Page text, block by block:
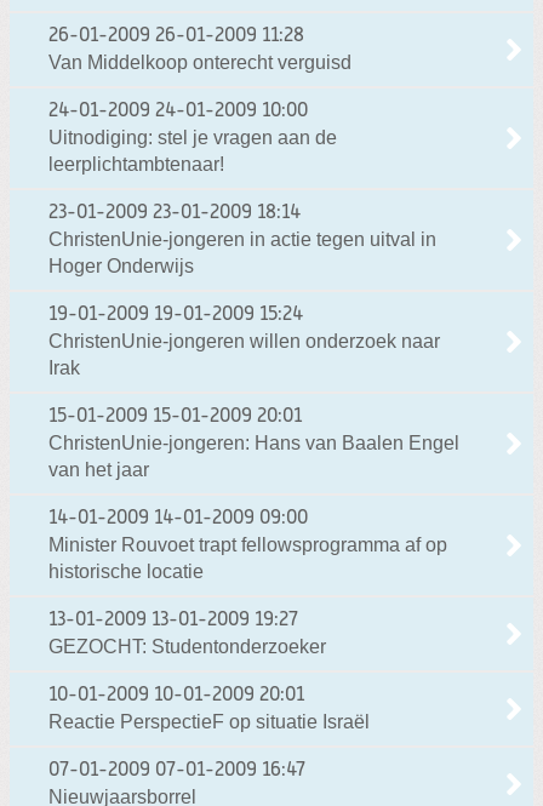
26-01-2009 26-01-2009 11:28
Van Middelkoop onterecht verguisd
24-01-2009 24-01-2009 10:00
Uitnodiging: stel je vragen aan de
leerplichtambtenaar!
23-01-2009 23-01-2009 18:14
ChristenUnie-jongeren in actie tegen uitval in
Hoger Onderwijs
19-01-2009 19-01-2009 15:24
ChristenUnie-jongeren willen onderzoek naar
Irak
15-01-2009 15-01-2009 20:01
ChristenUnie-jongeren: Hans van Baalen Engel
van het jaar
14-01-2009 14-01-2009 09:00
Minister Rouvoet trapt fellowsprogramma af op
historische locatie
13-01-2009 13-01-2009 19:27
GEZOCHT: Studentonderzoeker
10-01-2009 10-01-2009 20:01
Reactie PerspectieF op situatie Israël
07-01-2009 07-01-2009 16:47
Nieuwjaarsborrel